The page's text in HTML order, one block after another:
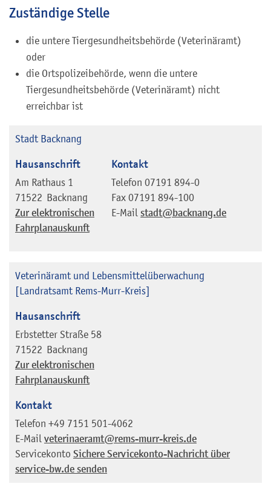
Zuständige Stelle
die untere Tiergesundheitsbehörde (Veterinäramt)
oder
die Ortspolizeibehörde, wenn die untere
Tiergesundheitsbehörde (Veterinäramt) nicht
erreichbar ist
Stadt Backnang
Hausanschrift
Am Rathaus 1
71522 Backnang
Zur elektronischen
Fahrplanauskunft
Kontakt
Telefon 07191 894-0
Fax 07191 894-100
E-Mail stadt@backnang.de
Veterinäramt und Lebensmittelüberwachung
[Landratsamt Rems-Murr-Kreis]
Hausanschrift
Erbstetter Straße 58
71522 Backnang
Zur elektronischen
Fahrplanauskunft
Kontakt
Telefon +49 7151 501-4062
E-Mail veterinaeramt@rems-murr-kreis.de
Servicekonto Sichere Servicekonto-Nachricht über
service-bw.de senden